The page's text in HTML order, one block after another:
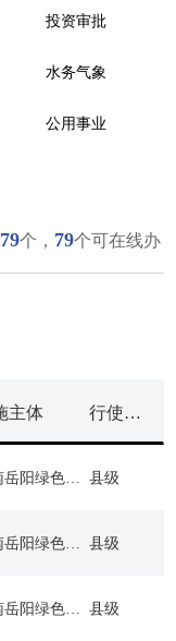
投资审批
水务气象
公用事业
79个， 79个可在线办